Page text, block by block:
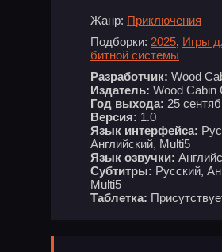
Жанр: Приключения
Подборки: 2025, Игры
битной системы
Разработчик: Wood
Издатель: Wood Cabin
Год выхода: 25
Версия: 1.0
Язык интерфейса:
Английский, Multi5
Язык озвучки:
Субтитры: Русский,
Multi5
Таблетка: